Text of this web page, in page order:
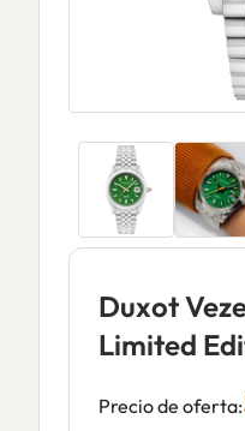
Duxot
Limited
Precio de oferta: